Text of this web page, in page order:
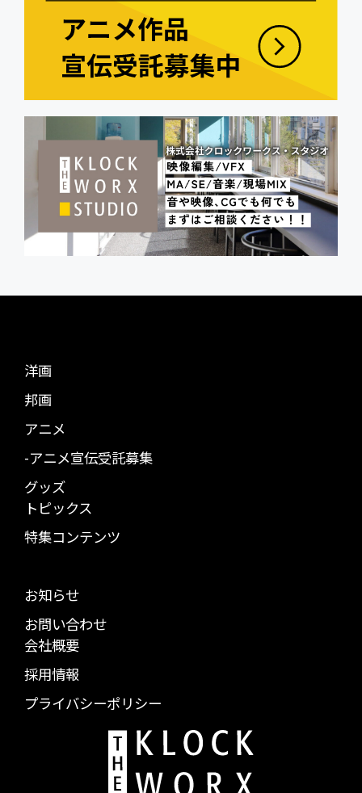
洋画
邦画
アニメ
-アニメ宣伝受託募集
グッズ
トピックス
特集コンテンツ
お知らせ
お問い合わせ
会社概要
採用情報
プライバシーポリシー